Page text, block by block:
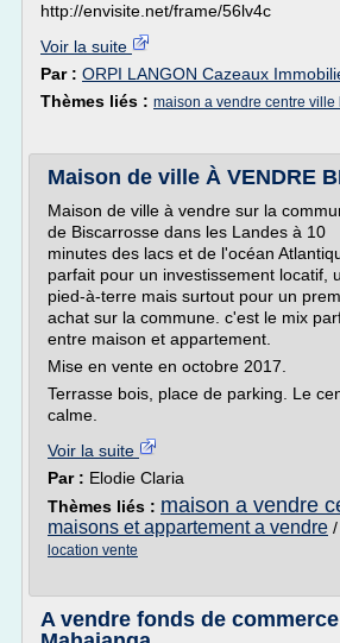
http://envisite.net/frame/56lv4c
Voir la suite
Par : ORPI LANGON Cazeaux
Thèmes liés : maison a vendre centre ville
Maison de ville À VENDRE
Maison de ville à vendre sur la
de Biscarrosse dans les Landes à 10
minutes des lacs et de l'océan
parfait pour un investissement locatif,
pied-à-terre mais surtout pour un
achat sur la commune. c'est le mix
entre maison et appartement.
Mise en vente en octobre 2017.
Terrasse bois, place de parking. Le
calme.
Voir la suite
Par : Elodie Claria
Thèmes liés : maison a vendre
maisons et appartement a vendre /
location vente
A vendre fonds de